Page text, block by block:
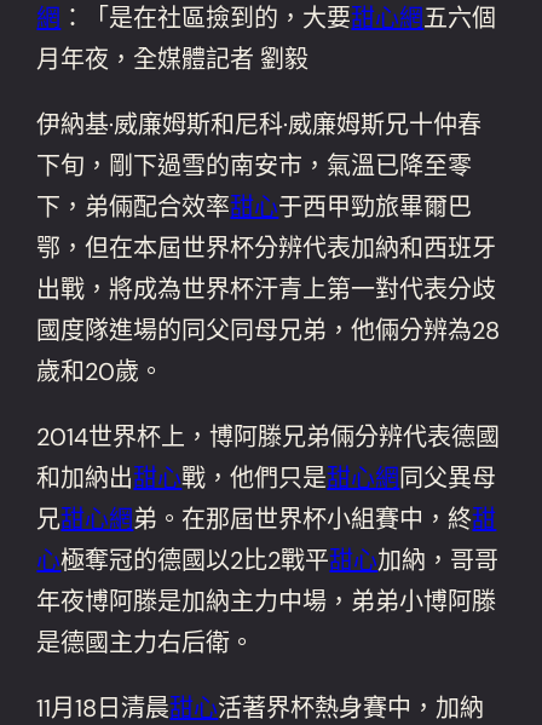
網 ：「是在社區撿到的，大要甜心網五六個
月年夜，全媒體記者 劉毅
伊納基·威廉姆斯和尼科·威廉姆斯兄十仲春
下旬，剛下過雪的南安市，氣溫已降至零
下，弟倆配合效率甜心于西甲勁旅畢爾巴
鄂，但在本屆世界杯分辨代表加納和西班牙
出戰，將成為世界杯汗青上第一對代表分歧
國度隊進場的同父同母兄弟，他倆分辨為28
歲和20歲。
2014世界杯上，博阿滕兄弟倆分辨代表德國
和加納出甜心戰，他們只是甜心網同父異母
兄甜心網弟。在那屆世界杯小組賽中，終甜
心極奪冠的德國以2比2戰平甜心加納，哥哥
年夜博阿滕是加納主力中場，弟弟小博阿滕
是德國主力右后衛。
11月18日清晨甜心活著界杯熱身賽中，加納